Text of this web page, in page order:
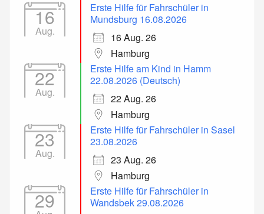
16
Aug.
Erste Hilfe für Fahrschüler in
Mundsburg 16.08.2026
16 Aug. 26
Hamburg
22
Aug.
Erste Hilfe am Kind in Hamm
22.08.2026 (Deutsch)
22 Aug. 26
Hamburg
23
Aug.
Erste Hilfe für Fahrschüler in Sasel
23.08.2026
23 Aug. 26
Hamburg
29
Erste Hilfe für Fahrschüler in
Wandsbek 29.08.2026